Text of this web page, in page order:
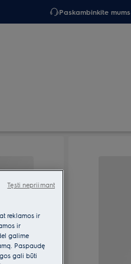
Paskambinkite mums
reklamos ir
ir
galime
Paspaudę
gali būti
Tęsti nepriimant